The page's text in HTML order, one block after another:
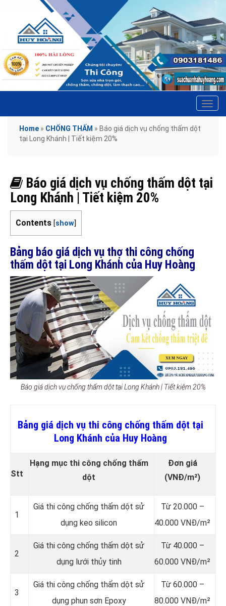
Home » CHỐNG THẤM » Báo giá dịch vụ chống thấm dột
tại Long Khánh | Tiết kiệm 20%
Báo giá dịch vụ chống thấm dột tại
Long Khánh | Tiết kiệm 20%
Contents [show]
Bảng báo giá dịch vụ thợ thi công chống
thấm dột tại Long Khánh của Huy Hoàng
Báo giá dịch vụ chống thấm dột tại Long Khánh | Tiết kiệm 20%
Bảng giá dịch vụ thi công chống thấm dột tại
Long Khánh của Huy Hoàng
Stt
Hạng mục thi công chống thấm
dột
Đơn giá
(VNĐ/m²)
1
Giá thi công chống thấm dột sử
dụng keo silicon
Từ 20.000 –
40.000 VNĐ/m²
2
Giá thi công chống thấm dột sử
dụng lưới thủy tinh
Từ 40.000 –
60.000 VNĐ/m²
3
Giá thi công chống thấm dột sử
dụng phun sơn Epoxy
Từ 60.000 –
80.000 VNĐ/m²